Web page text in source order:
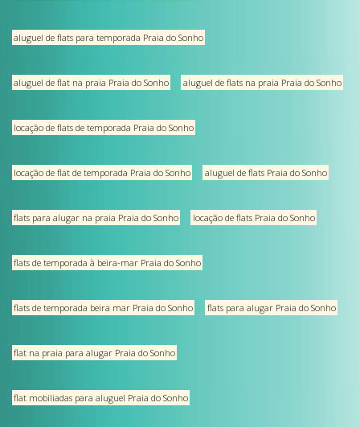
aluguel de flats para temporada Praia do Sonho
aluguel de flat na praia Praia do Sonho aluguel de flats na praia Praia do Sonho
locação de flats de temporada Praia do Sonho
locação de flat de temporada Praia do Sonho aluguel de flats Praia do Sonho
flats para alugar na praia Praia do Sonho locação de flats Praia do Sonho
flats de temporada à beira-mar Praia do Sonho
flats de temporada beira mar Praia do Sonho flats para alugar Praia do Sonho
flat na praia para alugar Praia do Sonho
flat mobiliadas para aluguel Praia do Sonho